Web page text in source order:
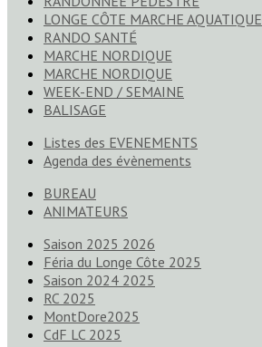
LONGE CÔTE MARCHE AQUATIQUE
RANDO SANTÉ
MARCHE NORDIQUE
MARCHE NORDIQUE
WEEK-END / SEMAINE
BALISAGE
Listes des EVENEMENTS
Agenda des évènements
BUREAU
ANIMATEURS
Saison 2025 2026
Féria du Longe Côte 2025
Saison 2024 2025
RC 2025
MontDore2025
CdF LC 2025